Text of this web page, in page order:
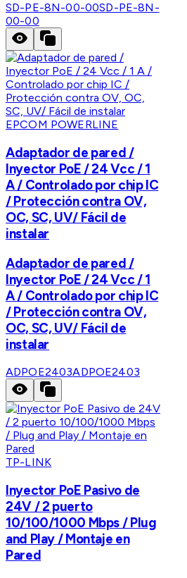
SD-PE-8N-00-00SD-PE-8N-
00-00
EPCOM POWERLINE
Adaptador de pared /
Inyector PoE / 24 Vcc / 1
A / Controlado por chip IC
/ Protección contra OV,
OC, SC, UV/ Fácil de
instalar
Adaptador de pared /
Inyector PoE / 24 Vcc / 1
A / Controlado por chip IC
/ Protección contra OV,
OC, SC, UV/ Fácil de
instalar
ADPOE2403ADPOE2403
TP-LINK
Inyector PoE Pasivo de
24V / 2 puerto
10/100/1000 Mbps / Plug
and Play / Montaje en
Pared